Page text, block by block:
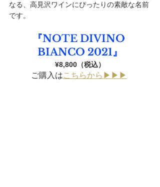
なる、高見沢ワインにぴったりの素敵な名前
です。
『NOTE DIVINO
BIANCO 2021』
¥8,800（税込）
ご購入はこちらから▶︎▶︎▶︎